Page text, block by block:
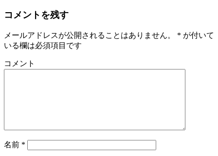
コメントを残す
メールアドレスが公開されることはありません。 * が付いて
いる欄は必須項目です
コメント
名前 *